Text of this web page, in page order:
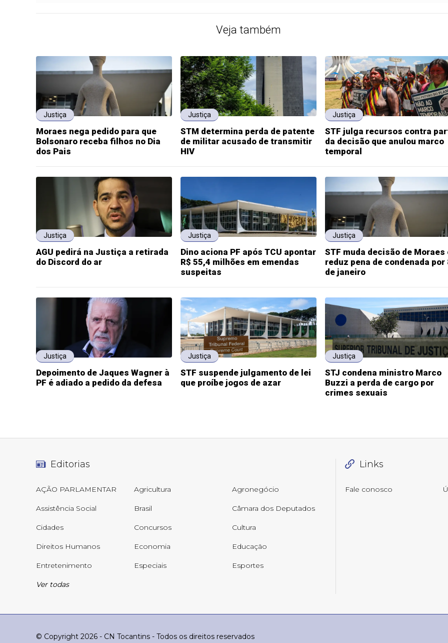
Veja também
Justiça
Moraes nega pedido para que
Bolsonaro receba filhos no Dia
dos Pais
Justiça
STM determina perda de patente
de militar acusado de transmitir
HIV
Justiça
STF julga recursos contra
da decisão que anulou marco
temporal
Justiça
AGU pedirá na Justiça a retirada
do Discord do ar
Justiça
Dino aciona PF após TCU apontar
R$ 55,4 milhões em emendas
suspeitas
Justiça
STF muda decisão de Moraes
reduz pena de condenada por
de janeiro
Justiça
Depoimento de Jaques Wagner à
PF é adiado a pedido da defesa
Justiça
STF suspende julgamento de lei
que proíbe jogos de azar
Justiça
STJ condena ministro Marco
Buzzi a perda de cargo por
crimes sexuais
Editorias
AÇÃO PARLAMENTAR Agricultura Agronegócio
Assistência Social Brasil Câmara dos Deputados
Cidades Concursos Cultura
Direitos Humanos Economia Educação
Entretenimento Especiais Esportes
Ver todas
Links
Fale conosco
© Copyright 2026 - CN Tocantins - Todos os direitos reservados